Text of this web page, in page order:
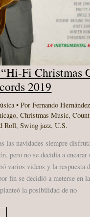
Fi Christmas
‎2019
• PorFernando
,Christmas Music,
Roll,Swing jazz,U.S.
las navidades siempre
pero no se decidía a
varios vídeos y la respuesta
fin se decidió a meterse en
la posibilidad de no